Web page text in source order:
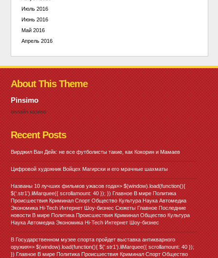
Июль 2016
Июнь 2016
Май 2016
Апрель 2016
About This Theme
Pinsimo
онлайн казино
Recent Posts
Вирджил Ван Дейк: не все футболисты такие, как Кокорин и Мамаев
Цифровой художник Войцех Магирски и его мрачные шахматы
Названы 10 лучших фильмов ужасов года»> $(window).load(function(){
$(‘.str1’).liMarquee({ scrollamount: 40 }); }) Главное В мире Политика
Происшествия Криминал Спорт Общество Культура Наука Автомедиа
Экономика Hi-Tech Интернет Шоу-бизнес Сюжеты Главное Последние
новости В мире Политика Происшествия Криминал Общество Культура
Наука Автомедиа Экономика Hi-Tech Интернет Шоу-бизнес
В Государственном музее спорта пройдет выставка антикварного
оружия»> $(window).load(function(){ $(‘.str1’).liMarquee({ scrollamount: 40 });
}) Главное В мире Политика Происшествия Криминал Спорт Общество